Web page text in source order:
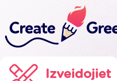
Izveidojiet